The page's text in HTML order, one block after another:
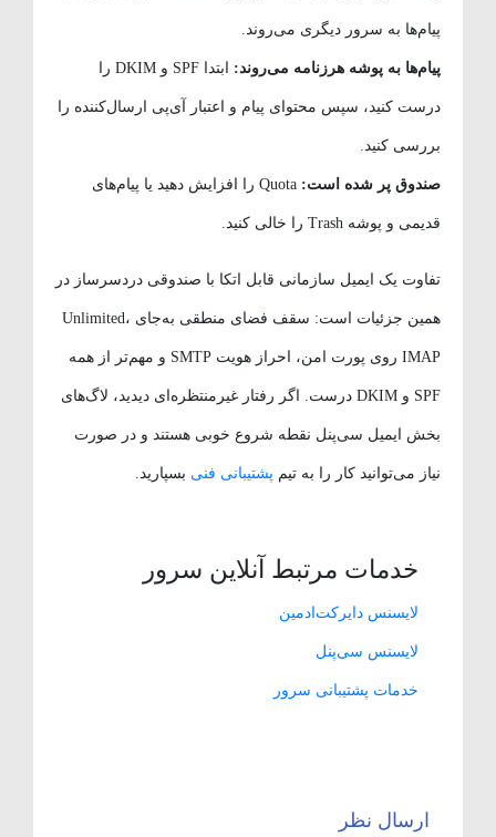
پیام‌ها به سرور دیگری می‌روند.
پیام‌ها به پوشه هرزنامه می‌روند: ابتدا SPF و DKIM را
درست کنید، سپس محتوای پیام و اعتبار آی‌پی ارسال‌کننده را
بررسی کنید.
صندوق پر شده است: Quota را افزایش دهید یا پیام‌های
قدیمی و پوشه Trash را خالی کنید.
تفاوت یک ایمیل سازمانی قابل اتکا با صندوقی دردسرساز در
همین جزئیات است: سقف فضای منطقی به‌جای Unlimited،
IMAP روی پورت امن، احراز هویت SMTP و مهم‌تر از همه
SPF و DKIM درست. اگر رفتار غیرمنتظره‌ای دیدید، لاگ‌های
بخش ایمیل سی‌پنل نقطه شروع خوبی هستند و در صورت
نیاز می‌توانید کار را به تیمپشتیبانی فنیبسپارید.
خدمات مرتبط آنلاین سرور
لایسنس دایرکت‌ادمین
لایسنس سی‌پنل
خدمات پشتیبانی سرور
ارسال نظر